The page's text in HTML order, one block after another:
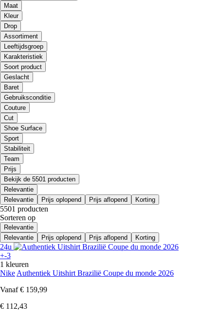
Maat
Kleur
Drop
Assortiment
Leeftijdsgroep
Karakteristiek
Soort product
Geslacht
Baret
Gebruiksconditie
Couture
Cut
Shoe Surface
Sport
Stabiliteit
Team
Prijs
Bekijk de 5501 producten
Relevantie
Relevantie
Prijs oplopend Prijs aflopend Korting
5501 producten
Sorteren op
Relevantie
Relevantie
Prijs oplopend Prijs aflopend Korting
24u
+-3
1 kleuren
Nike Authentiek Uitshirt Brazilië Coupe du monde 2026
Vanaf € 159,99
€ 112,43